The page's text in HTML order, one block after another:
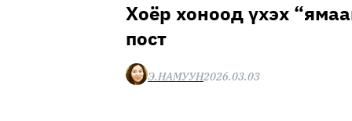
Хоёр хоноод үхэх
пост
Э.НАМУУН2026.03.03